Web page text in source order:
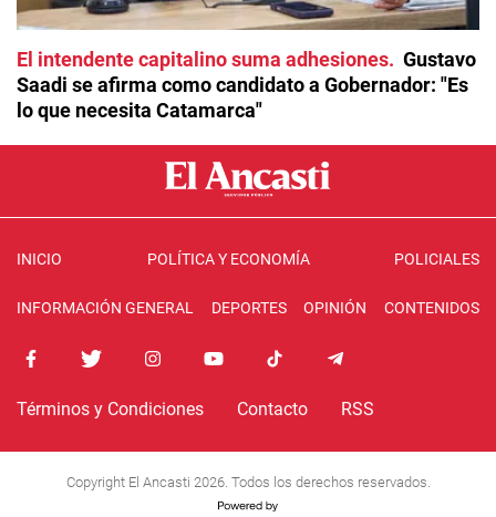
El intendente capitalino suma adhesiones
Gustavo
Saadi se afirma como candidato a Gobernador: "Es
lo que necesita Catamarca"
INICIO POLÍTICA Y ECONOMÍA POLICIALES
INFORMACIÓN GENERAL DEPORTES OPINIÓN CONTENIDOS
Términos y Condiciones Contacto RSS
Copyright El Ancasti 2026. Todos los derechos reservados.